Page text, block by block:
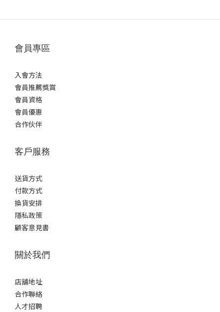
會員專區
入會方法
會員推薦獎賞
會員資格
會員優惠
合作伙伴
客戶服務
送貨方式
付款方式
換貨安排
隱私政策
顧客意見書
關於我們
店舖地址
合作聯絡
人才招聘